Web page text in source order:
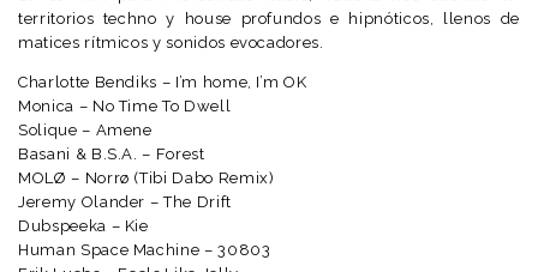
territorios techno y house profundos e hipnóticos, llenos de
matices rítmicos y sonidos evocadores.
Charlotte Bendiks – I’m home, I’m OK
Monica – No Time To Dwell
Solique – Amene
Basani & B.S.A. – Forest
MOLØ – Norrø (Tibi Dabo Remix)
Jeremy Olander – The Drift
Dubspeeka – Kie
Human Space Machine – 30803